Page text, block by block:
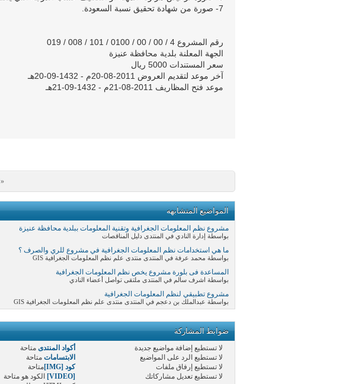
7- صورة من شهادة تحقيق نسبة السعودة.
رقم المشروع 4 / 00 / 00 / 0100 / 101 / 008 / 019
الجهة المعلنة بلدية محافظة عنيزة
سعر المستندات 5000 ريال
آخر موعد لتقديم العروض 2011-08-20م - 1432-09-20هـ
موعد فتح المظاريف 2011-08-21م - 1432-09-21هـ
«
المواضيع المتشابهه
مشروع نظم المعلومات الجغرافية وتقنية المعلومات ببلدية محافظة عنيزة
بواسطة إدارة النادي في المنتدى دليل المناقصات
ما هي استخدامات نظم المعلومات الجغرافية في مشروع للري والصرف ؟
بواسطة محمد عرفة في المنتدى منتدى علم نظم المعلومات الجغرافية GIS
المساعدة فى بلورة مشروع يخص نظم المعلومات الجغرافية
بواسطة اشرف سالم في المنتدى ملتقى تواصل أعضاء النادي
مشروع تطبيقي لنظم المعلومات الجغرافية
بواسطة عبدالملك بن دعجم في المنتدى منتدى علم نظم المعلومات الجغرافية GIS
ضوابط المشاركة
لا تستطيعإضافة مواضيع جديدة
لا تستطيعالرد على المواضيع
لا تستطيعإرفاق ملفات
لا تستطيعتعديل مشاركاتك
أكواد المنتدى متاحة
الابتسامات متاحة
كود [IMG]
متاحة
[VIDEO]
الكود هومتاحة